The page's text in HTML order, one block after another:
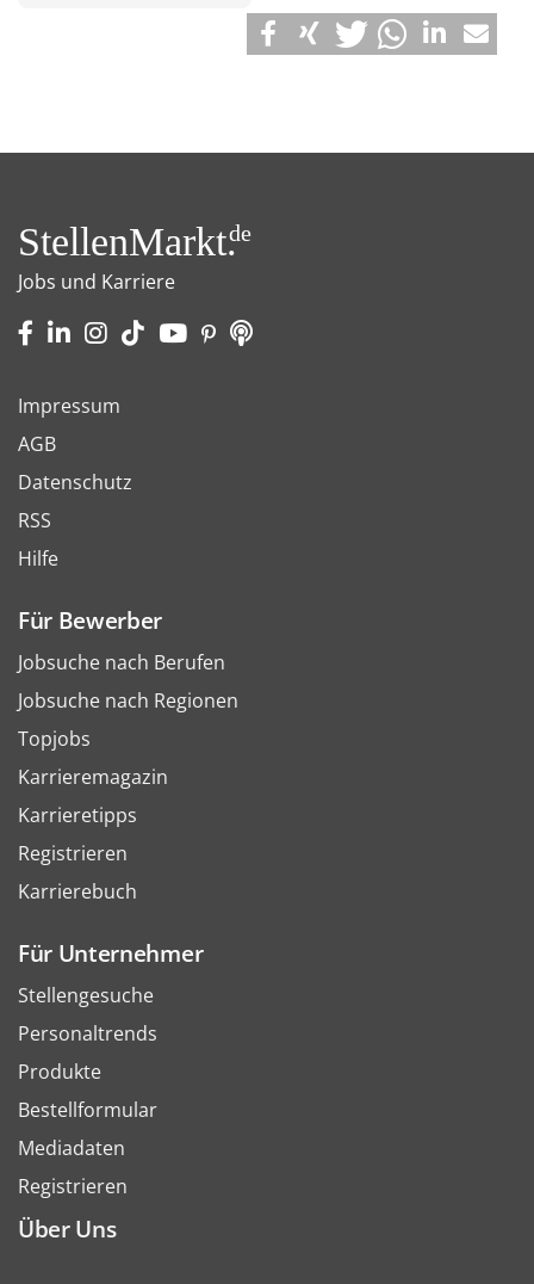
StellenMarkt.de
Jobs und Karriere
Impressum
AGB
Datenschutz
RSS
Hilfe
Für Bewerber
Jobsuche nach Berufen
Jobsuche nach Regionen
Topjobs
Karrieremagazin
Karrieretipps
Registrieren
Karrierebuch
Für Unternehmer
Stellengesuche
Personaltrends
Produkte
Bestellformular
Mediadaten
Registrieren
Über Uns